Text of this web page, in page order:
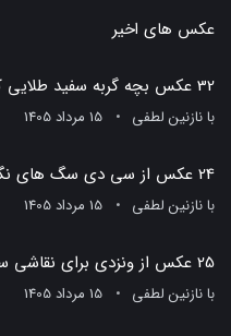
عکس های اخیر
32 عکس بچه گربه سفید طلایی که قلبتان را میبرد
بانازنین لطفی 15 مرداد 1405
24 عکس از سی دی سگ های نگهبان و بهترین لحظات شیرین آن‌ها
بانازنین لطفی 15 مرداد 1405
25 عکس از ونزدی برای نقاشی ساده و شگفت‌انگیز
بانازنین لطفی 15 مرداد 1405